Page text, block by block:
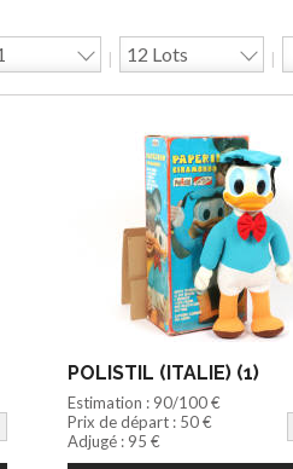
POLISTIL (ITALIE) (1)
Estimation : 90/100 €
Prix de départ : 50 €
Adjugé : 95 €